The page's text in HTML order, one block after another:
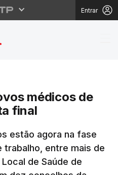
Entrar
novos
médicos de
final
estão agora na fase
entre mais de
de Saúde de